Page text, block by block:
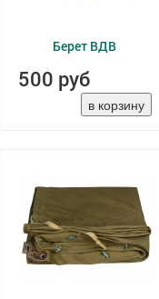
Берет ВДВ
500 руб